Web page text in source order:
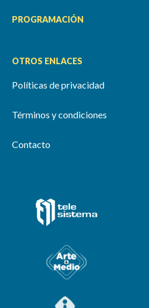
PROGRAMACIÓN
OTROS ENLACES
Políticas de privacidad
Términos y condiciones
Contacto